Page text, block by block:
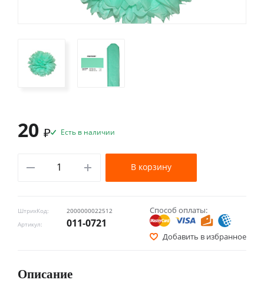
ШтрихКод:
2000000022512
Артикул:
011-0721
Способ оплаты:
Добавить в избранное
20 ₽ Есть в наличии
В корзину
Описание